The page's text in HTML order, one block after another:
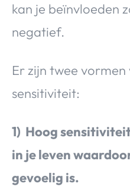
kan je beïnvloeden
negatief.
Er zijn twee
sensitiviteit:
1) Hoog
in je leven
gevoelig is.